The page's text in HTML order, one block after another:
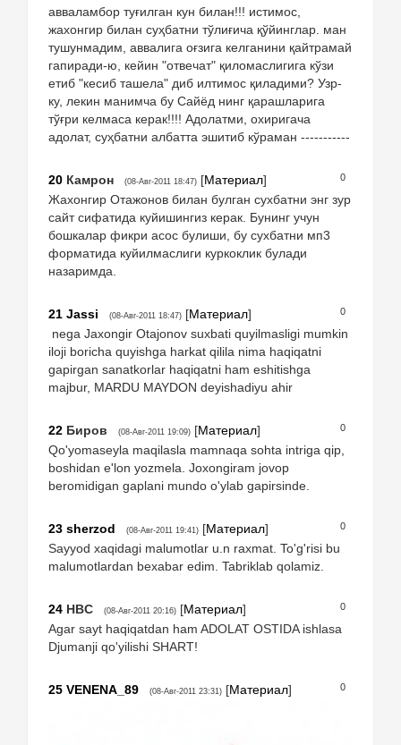
авваламбор туғилган кун билан!!! истимос,
жахонгир билан суҳбатни тўлиғича қўйинглар. ман
тушунмадим, аввалига оғзига келганини қайтрамай
гапиради-ю, кейин "отвечат" қиломаслигига кўзи
етиб "кесиб ташела" диб илтимос қиладими? Узр-
ку, лекин манимча бу Сайёд нинг қарашларига
тўғри келмаса керак!!!! Адолатми, охиригача
адолат, суҳбатни албатта эшитиб кўраман -----------
0
20 Камрон (08-Авг-2011 18:47) [Материал]
Жахонгир Отажонов билан булган сухбатни энг зур
сайт сифатида куйишингиз керак. Бунинг учун
бошкалар фикри асос булиши, бу сухбатни мп3
форматида куйилмаслиги куркоклик булади
назаримда.
0
21 Jassi (08-Авг-2011 18:47) [Материал]
nega Jaxongir Otajonov suxbati quyilmasligi mumkin
iloji boricha quyishga harkat qilila nima haqiqatni
gapirgan sanatkorlar haqiqatni ham eshitishga
majbur, MARDU MAYDON deyishadiyu ahir
0
22 Биров (08-Авг-2011 19:09) [Материал]
Qo'yomaseyla maqilasla mamnaqa sohta intriga qip,
boshidan e'lon yozmela. Joxongiram jovop
beromidigan gaplani mundo o'ylab gapirsinde.
0
23 sherzod (08-Авг-2011 19:41) [Материал]
Sayyod xaqidagi malumotlar u.n raxmat. To'g'risi bu
malumotlardan bexabar edim. Tabriklab qolamiz.
0
24 HBC (08-Авг-2011 20:16) [Материал]
Agar sayt haqiqatdan ham ADOLAT OSTIDA ishlasa
Djumanji qo'yilishi SHART!
0
25 VENENA_89 (08-Авг-2011 23:31) [Материал]